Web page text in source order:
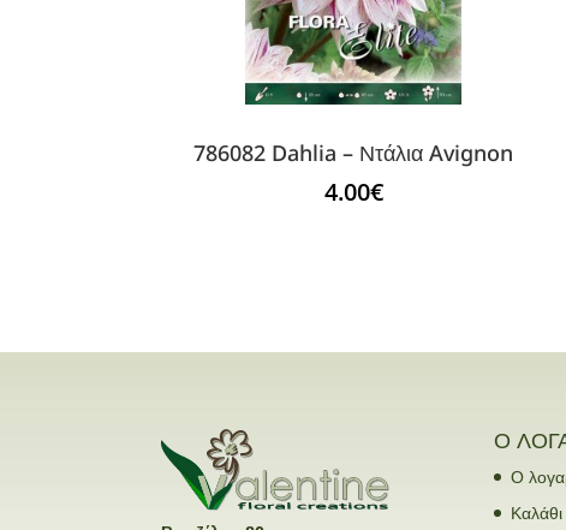
786082 Dahlia – Ντάλια Avignon
4.00€
Ο
Ο
Καλάθι